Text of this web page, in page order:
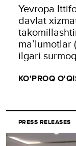
Yevropa
davlat
ilgari
KO'PROQ
PRESS RELEASES